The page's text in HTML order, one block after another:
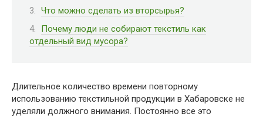
Что можно сделать из вторсырья?
Почему люди не собирают текстиль как
отдельный вид мусора?
Длительное количество времени повторному
использованию текстильной продукции в Хабаровске не
уделяли должного внимания. Постоянно все это